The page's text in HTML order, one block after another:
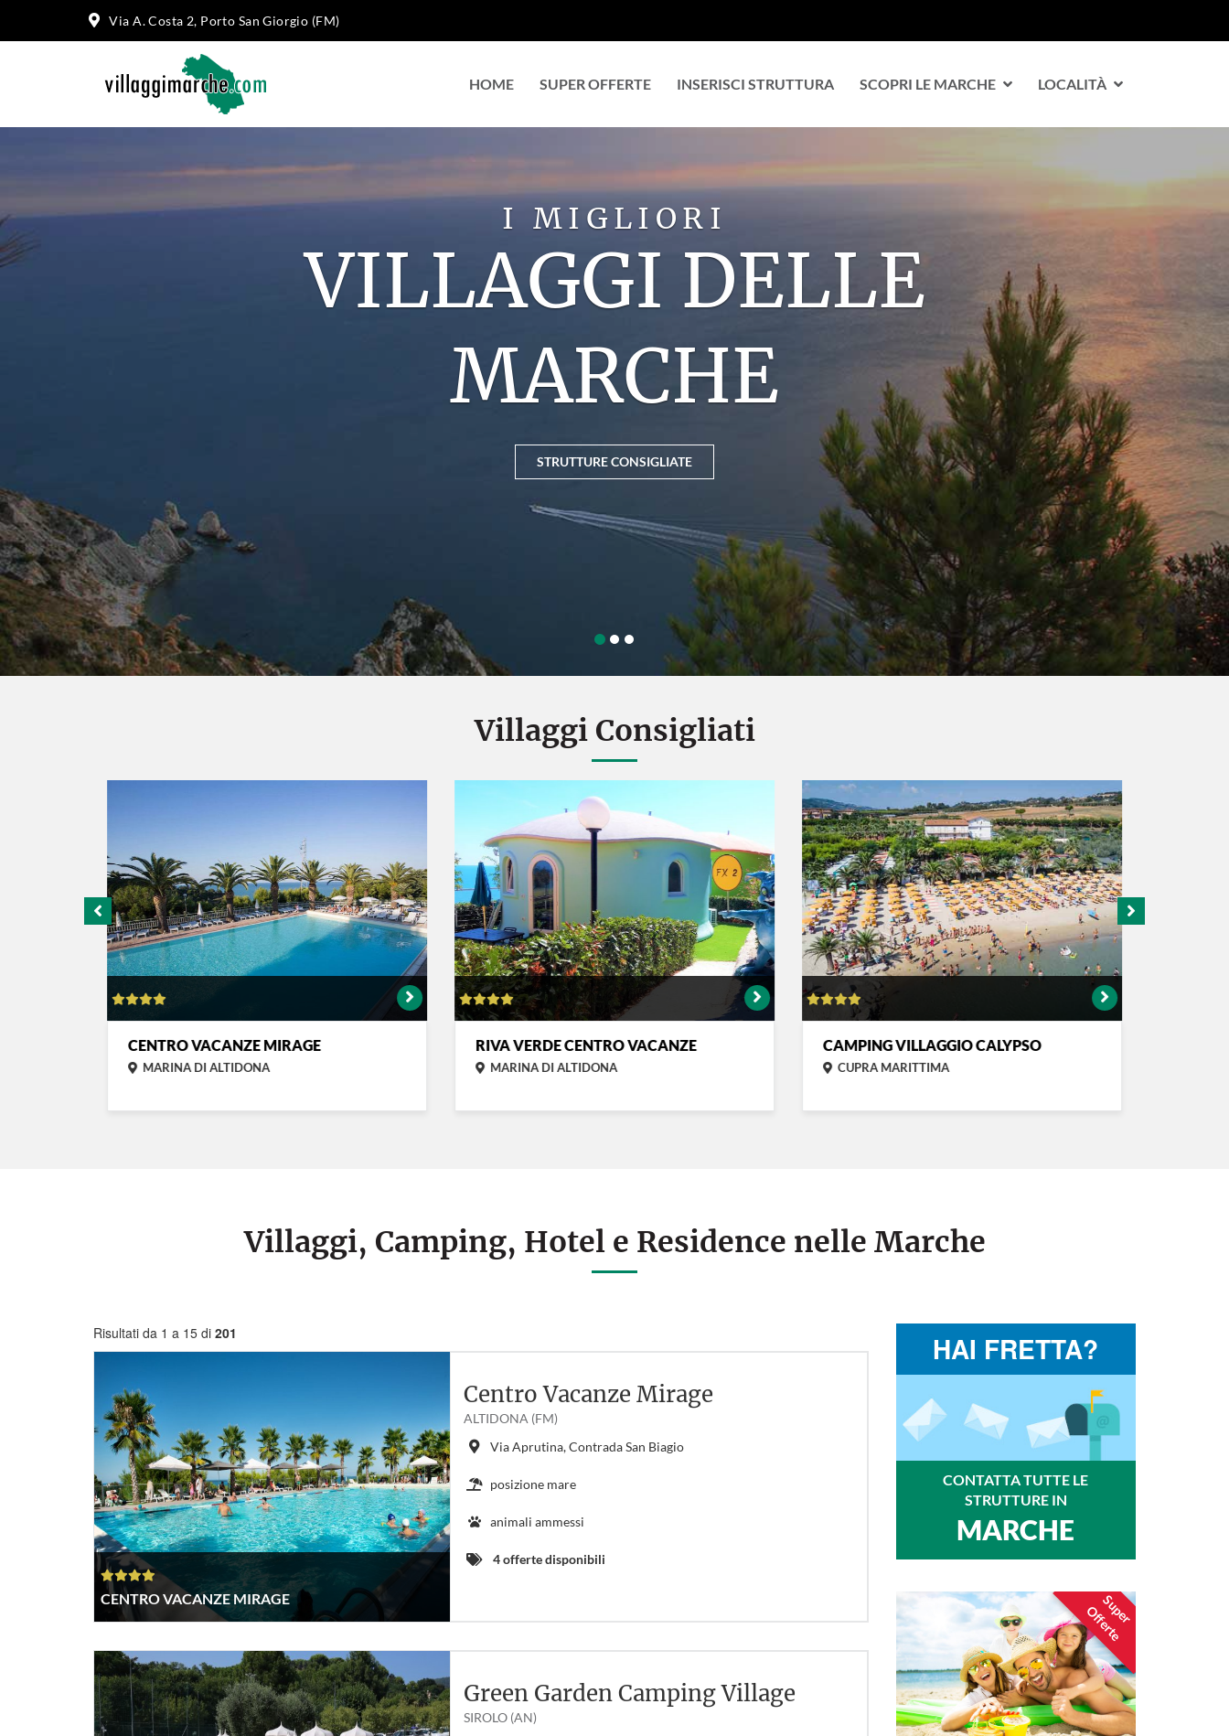
Via A. Costa 2, Porto San Giorgio (FM)
HOME SUPER OFFERTE INSERISCI STRUTTURA SCOPRI LE MARCHE LOCALITÀ
LA VACANZA
SU MISURA PER TE
TROVA VILLAGGIO
Villaggi Consigliati
CENTRO VACANZE MIRAGE
MARINA DI ALTIDONA
RIVA VERDE CENTRO VACANZE
MARINA DI ALTIDONA
CAMPING VILLAGGIO CALYPSO
CUPRA MARITTIMA
Villaggi, Camping, Hotel e Residence nelle Marche
Risultati da 1 a 15 di 201
CENTRO VACANZE MIRAGE
Centro Vacanze Mirage
ALTIDONA (FM)
Via Aprutina, Contrada San Biagio
posizione mare
animali ammessi
4 offerte disponibili
Green Garden Camping Village
SIROLO (AN)
HAI FRETTA?
CONTATTA TUTTE LE
STRUTTURE IN
MARCHE
Super
Offerte